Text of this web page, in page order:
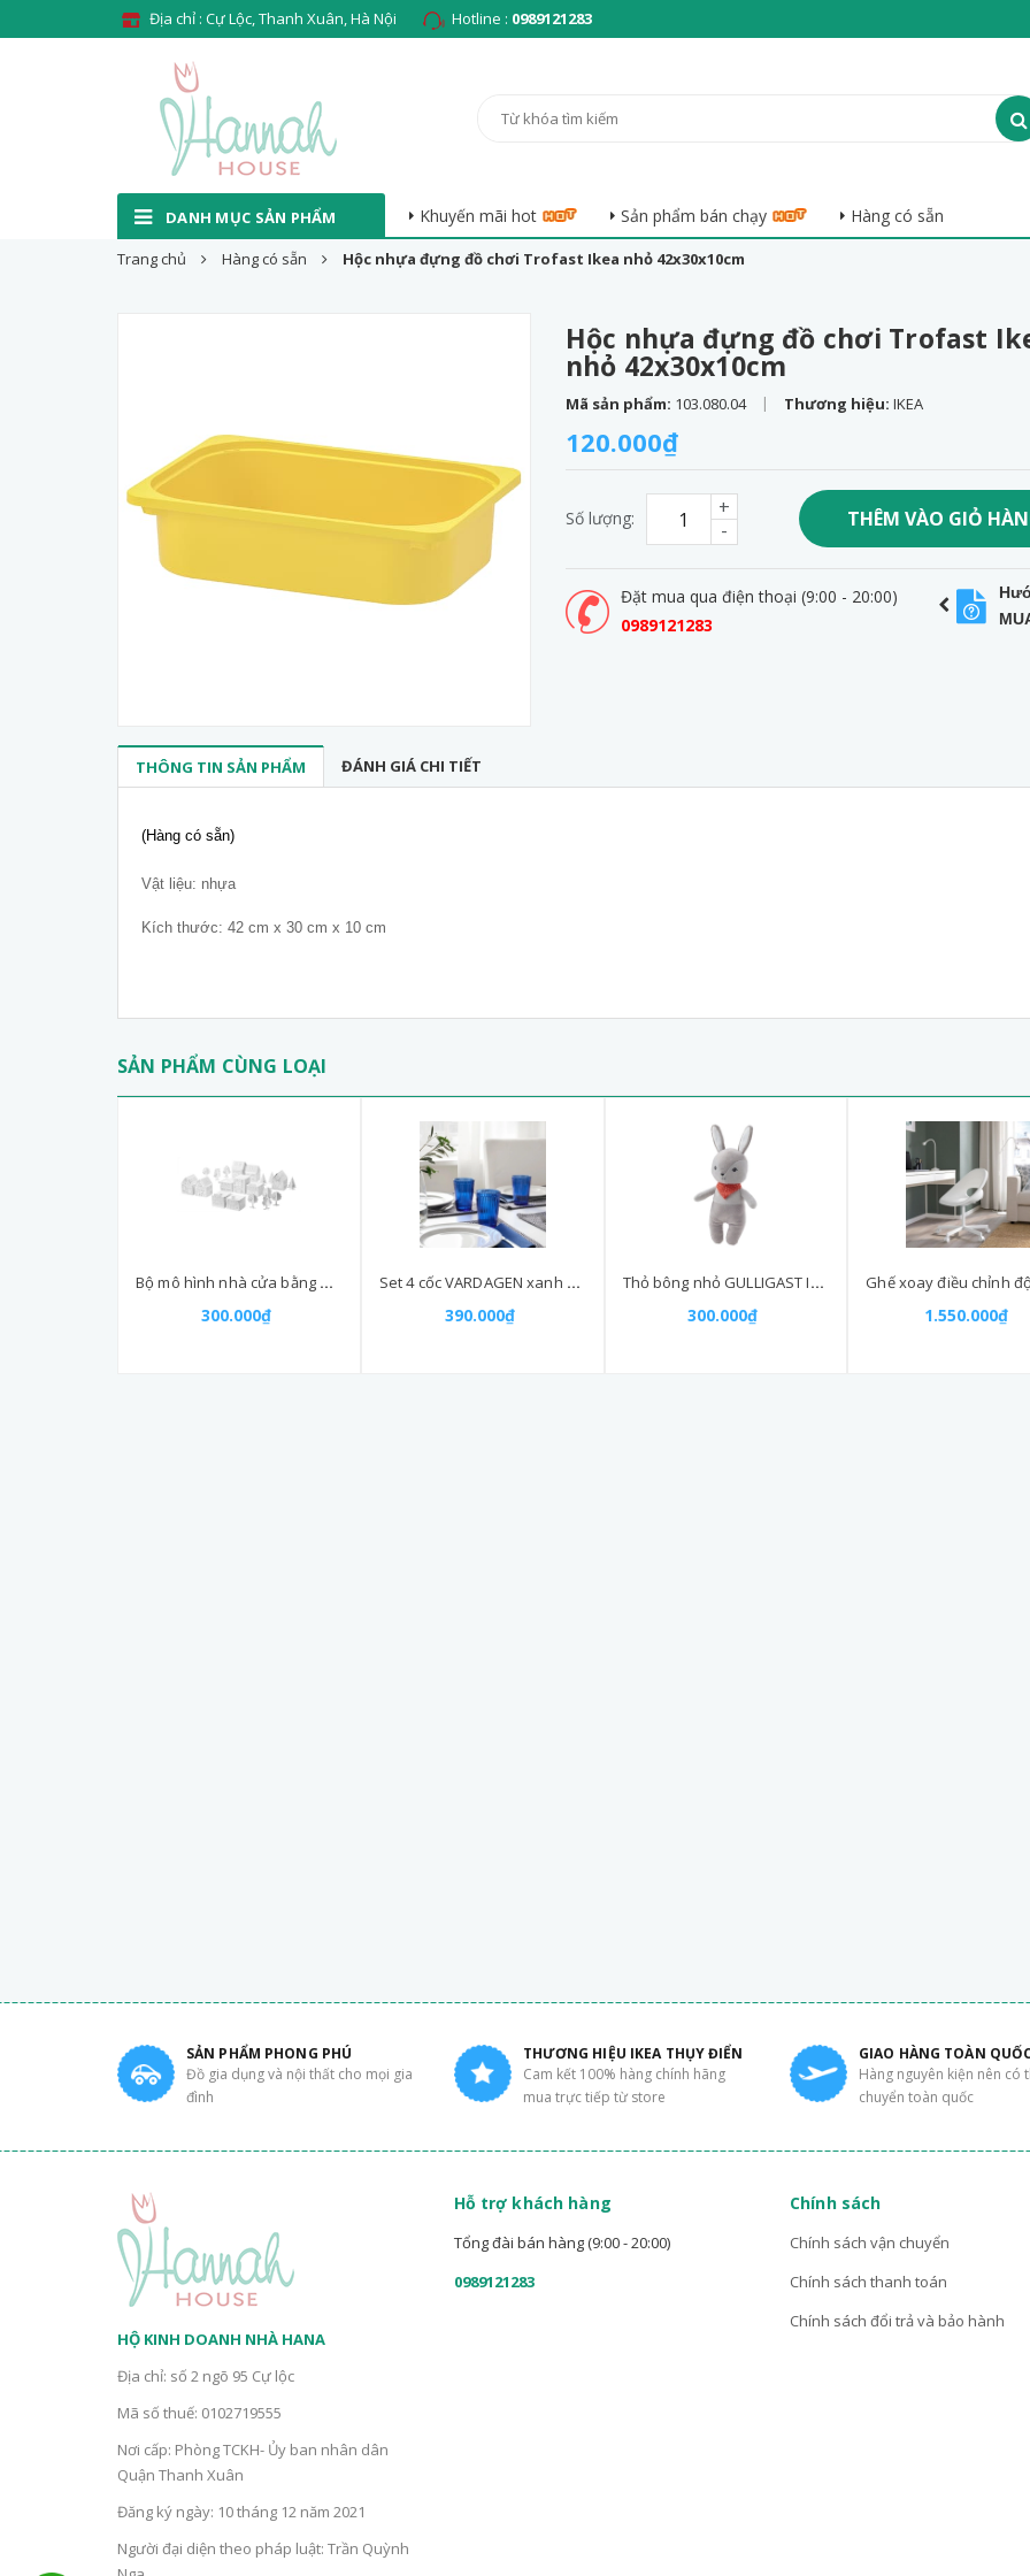
Địa chỉ : Cự Lộc, Thanh Xuân, Hà Nội Hotline : 0989121283
DANH MỤC SẢN PHẨM Khuyến mãi hot Sản phẩm bán chạy Hàng có sẵn
Trang chủ Hàng có sẵn Hộc nhựa đựng đồ chơi Trofast Ikea nhỏ 42x30x10cm
Hộc nhựa đựng đồ chơi Trofast
nhỏ 42x30x10cm
Mã sản phẩm: 103.080.04 | Thương hiệu: IKEA
120.000₫
Số lượng: -
+ THÊM VÀO GIỎ
Đặt mua qua điện thoại (9:00 - 20:00)
0989121283
THÔNG TIN SẢN PHẨM ĐÁNH GIÁ CHI TIẾT
(Hàng có sẵn)
Vật liệu: nhựa
Kích thước: 42 cm x 30 cm x 10 cm
SẢN PHẨM CÙNG LOẠI
Bộ mô hình nhà cửa bằng bìa cứng MALA IKEA - thủ công cho bé
300.000₫
Set 4 cốc VARDAGEN xanh 310ml
390.000₫
Thỏ bông nhỏ GULLIGAST IKEA 18cm
300.000₫ 1.550.000₫
SẢN PHẨM PHONG PHÚ
Đồ gia dụng và nội thất cho mọi gia
đình
THƯƠNG HIỆU IKEA THỤY ĐIỂN
Cam kết 100% hàng chính hãng
mua trực tiếp từ store
GIAO HÀNG TOÀN
Hàng nguyên kiện nên có
chuyển toàn quốc
HỘ KINH DOANH NHÀ HANA
Địa chỉ: số 2 ngõ 95 Cự lộc
Mã số thuế: 0102719555
Nơi cấp: Phòng TCKH- Ủy ban nhân dân
Quận Thanh Xuân
Đăng ký ngày: 10 tháng 12 năm 2021
Người đại diện theo pháp luật: Trần Quỳnh
Hỗ trợ khách hàng
Tổng đài bán hàng (9:00 - 20:00)
0989121283
Chính sách
Chính sách vận chuyển
Chính sách thanh toán
Chính sách đổi trả và bảo hành